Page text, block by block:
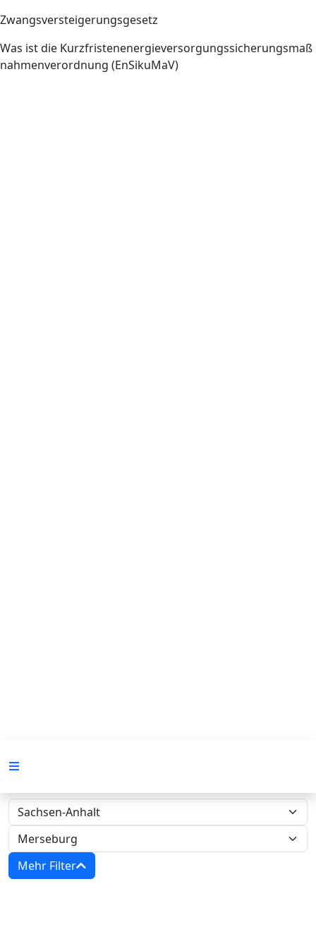
Zwangsversteigerungsgesetz
Was ist die Kurzfristenenergieversorgungssicherungsmaß
nahmenverordnung (EnSikuMaV)
Mehr Filter